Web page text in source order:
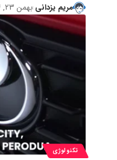
مریم یزدانی بهمن ۲۳, ۱۴۰۴
تکنولوژی